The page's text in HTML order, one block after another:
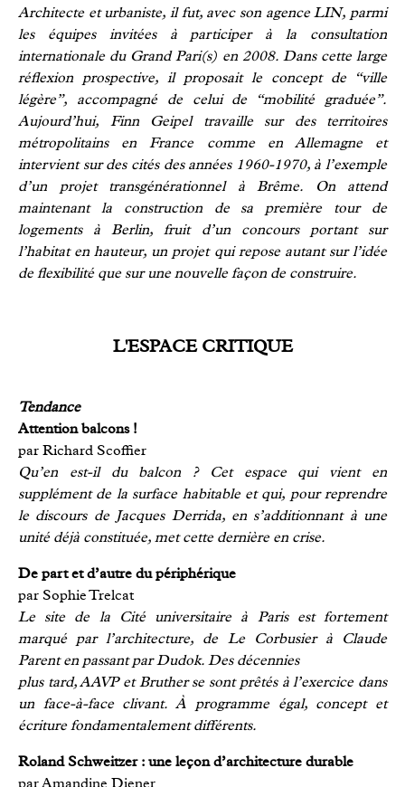
Architecte et urbaniste, il fut, avec son agence LIN, parmi
les équipes invitées à participer à la consultation
internationale du Grand Pari(s) en 2008. Dans cette large
réflexion prospective, il proposait le concept de “ville
légère”, accompagné de celui de “mobilité graduée”.
Aujourd’hui, Finn Geipel travaille sur des territoires
métropolitains en France comme en Allemagne et
intervient sur des cités des années 1960-1970, à l’exemple
d’un projet transgénérationnel à Brême. On attend
maintenant la construction de sa première tour de
logements à Berlin, fruit d’un concours portant sur
l’habitat en hauteur, un projet qui repose autant sur l’idée
de flexibilité que sur une nouvelle façon de construire.
L'ESPACE CRITIQUE
Tendance
Attention balcons !
par Richard Scoffier
Qu’en est-il du balcon ? Cet espace qui vient en
supplément de la surface habitable et qui, pour reprendre
le discours de Jacques Derrida, en s’additionnant à une
unité déjà constituée, met cette dernière en crise.
De part et d’autre du périphérique
par Sophie Trelcat
Le site de la Cité universitaire à Paris est fortement
marqué par l’architecture, de Le Corbusier à Claude
Parent en passant par Dudok. Des décennies
plus tard, AAVP et Bruther se sont prêtés à l’exercice dans
un face-à-face clivant. À programme égal, concept et
écriture fondamentalement différents.
Roland Schweitzer : une leçon d’architecture durable
par Amandine Diener